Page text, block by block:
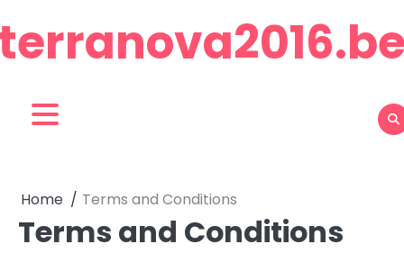
to
content
Home Terms and Conditions
Terms and Conditions